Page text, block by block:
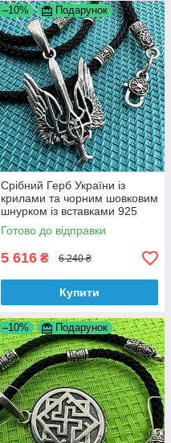
–10% Подарунок
Срібний Герб України із
крилами та чорним шовковим
шнурком із вставками 925
проби
Готово до відправки
5 616 ₴ 6 240 ₴
Купити
–10% Подарунок